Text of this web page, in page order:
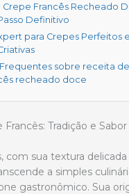
Francês Recheado
Definitivo
para Crepes Perfeitos e
sobre receita de
recheado doce
Tradição e Sabor
com sua textura delicada
a simples
gastronômico. Sua